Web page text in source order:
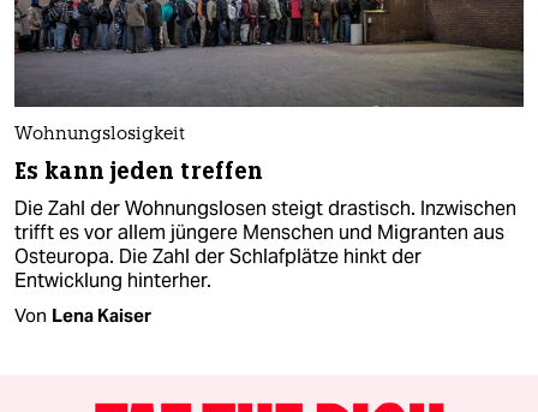
Wohnungslosigkeit
Es kann jeden treffen
Die Zahl der Wohnungslosen steigt drastisch. Inzwischen
trifft es vor allem jüngere Menschen und Migranten aus
Osteuropa. Die Zahl der Schlafplätze hinkt der
Entwicklung hinterher.
Von Lena Kaiser